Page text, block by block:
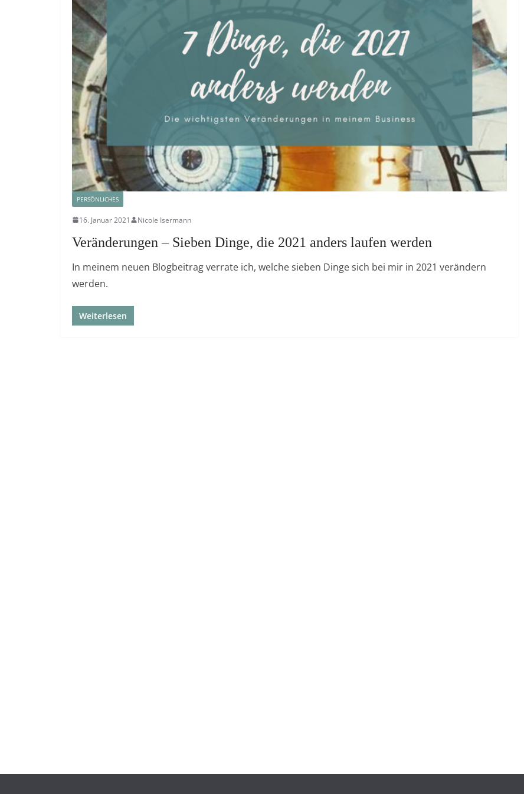
PERSÖNLICHES
16. Januar 2021 Nicole Isermann
Veränderungen – Sieben Dinge, die 2021 anders laufen werden
In meinem neuen Blogbeitrag verrate ich, welche sieben Dinge sich bei mir in 2021 verändern
werden.
Weiterlesen